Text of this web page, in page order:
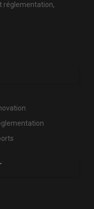
réglementation,